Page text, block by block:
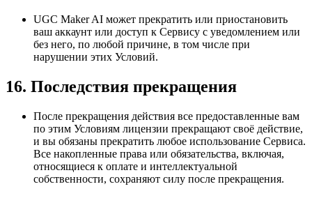
UGC Maker AI может прекратить или приостановить
ваш аккаунт или доступ к Сервису с уведомлением или
без него, по любой причине, в том числе при
нарушении этих Условий.
16. Последствия прекращения
После прекращения действия все предоставленные вам
по этим Условиям лицензии прекращают своё действие,
и вы обязаны прекратить любое использование Сервиса.
Все накопленные права или обязательства, включая,
относящиеся к оплате и интеллектуальной
собственности, сохраняют силу после прекращения.